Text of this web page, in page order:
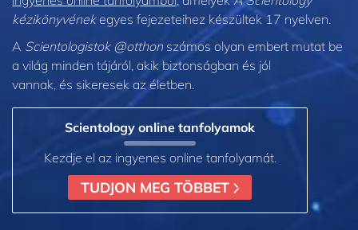
kézikönyvénekegyes fejezeteihez készültek 17 nyelven.
A Scientologistok @otthonszámos olyan embert mutat be
a világ minden tájáról, akik biztonságban és jól
vannak, és sikeresek az életben.
Scientology online tanfolyamok
Kezdje el az ingyenes online tanfolyamát.
TUDJON MEG TÖBBET